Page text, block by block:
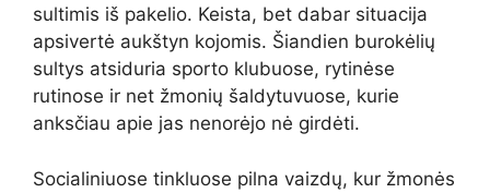
sultimis iš pakelio. Keista, bet dabar situacija
apsivertė aukštyn kojomis. Šiandien burokėlių
sultys atsiduria sporto klubuose, rytinėse
rutinose ir net žmonių šaldytuvuose, kurie
anksčiau apie jas nenorėjo nė girdėti.
Socialiniuose tinkluose pilna vaizdų, kur žmonės